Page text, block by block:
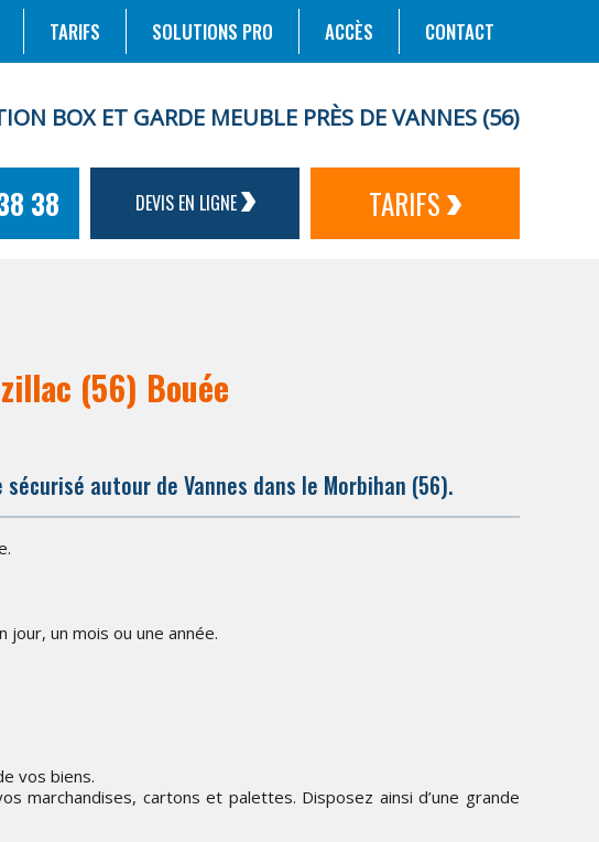
TARIFS SOLUTIONS PRO ACCÈS CONTACT
BOX ET GARDE MEUBLE PRÈS DE VANNES (56)
38 DEVIS EN LIGNE TARIFS
(56) Bouée
autour de Vannes dans le Morbihan (56).
jour, un mois ou une année.
vos biens.
marchandises, cartons et palettes. Disposez ainsi d’une grande